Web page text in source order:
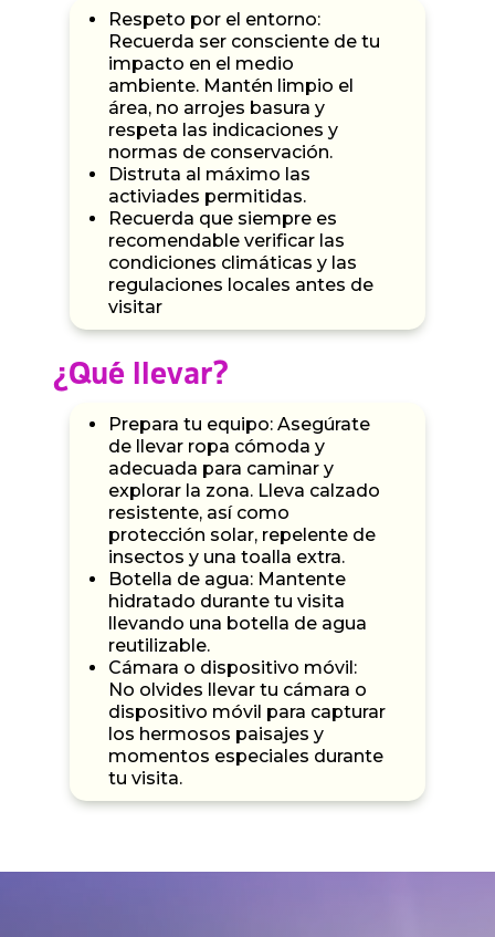
Respeto por el entorno:
Recuerda ser consciente de tu
impacto en el medio
ambiente. Mantén limpio el
área, no arrojes basura y
respeta las indicaciones y
normas de conservación.
Distruta al máximo las
activiades permitidas.
Recuerda que siempre es
recomendable verificar las
condiciones climáticas y las
regulaciones locales antes de
visitar
¿Qué llevar?
Prepara tu equipo: Asegúrate
de llevar ropa cómoda y
adecuada para caminar y
explorar la zona. Lleva calzado
resistente, así como
protección solar, repelente de
insectos y una toalla extra.
Botella de agua: Mantente
hidratado durante tu visita
llevando una botella de agua
reutilizable.
Cámara o dispositivo móvil:
No olvides llevar tu cámara o
dispositivo móvil para capturar
los hermosos paisajes y
momentos especiales durante
tu visita.